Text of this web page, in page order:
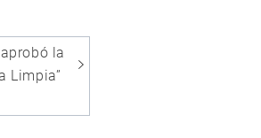
la
Limpia”